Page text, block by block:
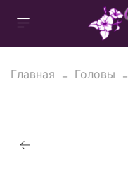
Главная Головы